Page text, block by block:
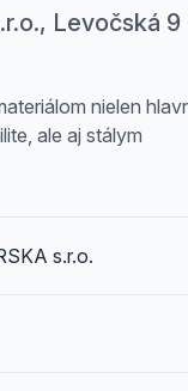
Levočská 9
nielen
ale aj stálym
s.r.o.